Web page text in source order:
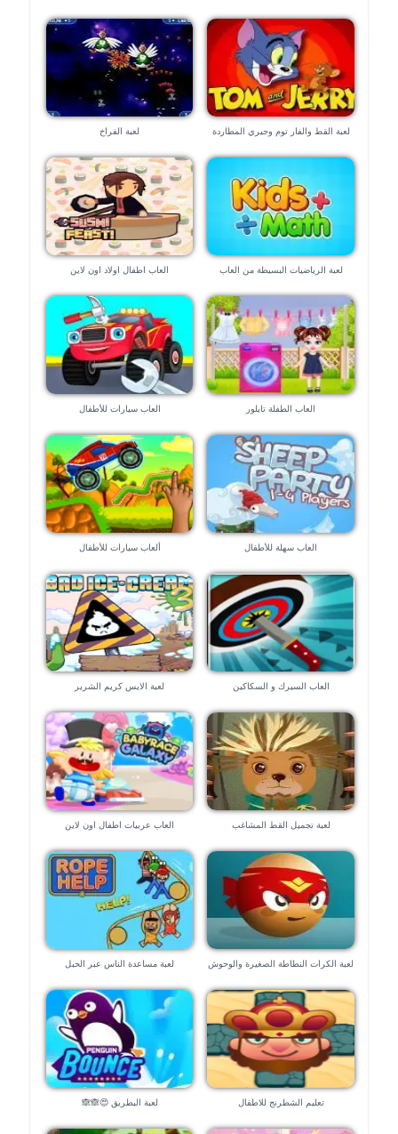
لعبة القط والفار توم وجيري المطاردة
لعبة الفراخ
لعبة الرياضيات البسيطة من العاب
العاب اطفال اولاد اون لاين
العاب الطفلة تايلور العاب سيارات للأطفال
العاب سهلة للأطفال ألعاب سيارات للأطفال
العاب السيرك و السكاكين لعبة الايس كريم الشرير
لعبة تجميل القط المشاغب العاب عربيات اطفال اون لاين
لعبة الكرات النطاطة الصغيرة والوحوش
لعبة مساعدة الناس عبر الحبل
تعليم الشطرنج للاطفال لعبة البطريق 😍🙈🙈